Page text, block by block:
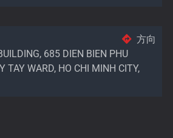
方向
685 DIEN BIEN PHU
TAY WARD, HO CHI MINH CITY,